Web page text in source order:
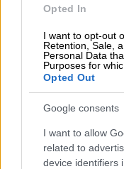
Opted In
I want to opt-out
Retention, Sale,
Personal Data
Purposes for
Opted Out
Google consents
I want to allow
related to
device identifiers
ανέφερε ο
Η Ιταλία ο
Τουρκίας
Μεβλούτ
Μάιο
σχέσεις των
ΥΠΕΞ να
«στρατηγικό